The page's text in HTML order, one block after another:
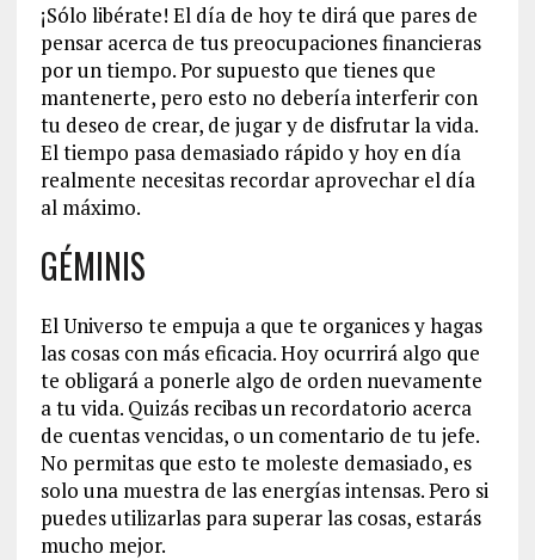
¡Sólo libérate! El día de hoy te dirá que pares de
pensar acerca de tus preocupaciones financieras
por un tiempo. Por supuesto que tienes que
mantenerte, pero esto no debería interferir con
tu deseo de crear, de jugar y de disfrutar la vida.
El tiempo pasa demasiado rápido y hoy en día
realmente necesitas recordar aprovechar el día
al máximo.
GÉMINIS
El Universo te empuja a que te organices y hagas
las cosas con más eficacia. Hoy ocurrirá algo que
te obligará a ponerle algo de orden nuevamente
a tu vida. Quizás recibas un recordatorio acerca
de cuentas vencidas, o un comentario de tu jefe.
No permitas que esto te moleste demasiado, es
solo una muestra de las energías intensas. Pero si
puedes utilizarlas para superar las cosas, estarás
mucho mejor.